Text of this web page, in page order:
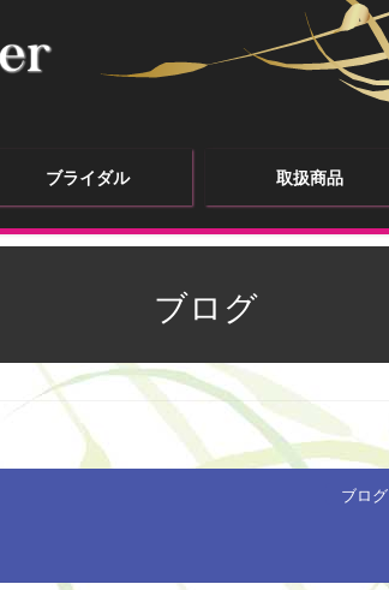
ブライダル 取扱商品
ブログ
ブログ